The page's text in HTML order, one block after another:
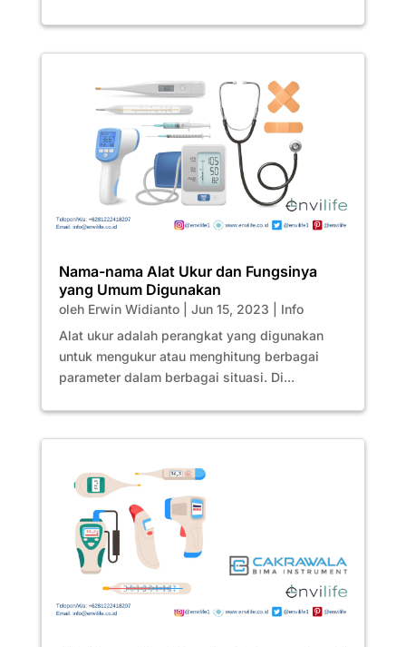
Nama-nama Alat Ukur dan Fungsinya
yang Umum Digunakan
oleh Erwin Widianto| Jun 15, 2023
Info
Alat ukur adalah perangkat yang digunakan
untuk mengukur atau menghitung berbagai
parameter dalam berbagai situasi. Di...